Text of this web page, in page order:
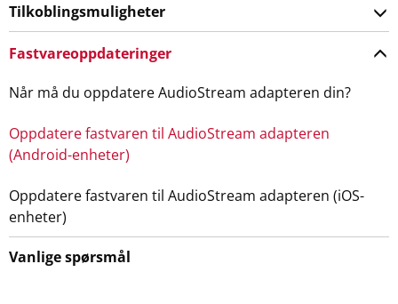
Tilkoblingsmuligheter
Fastvareoppdateringer
Når må du oppdatere AudioStream adapteren din?
Oppdatere fastvaren til AudioStream adapteren
(Android-enheter)
Oppdatere fastvaren til AudioStream adapteren (iOS-
enheter)
Vanlige spørsmål